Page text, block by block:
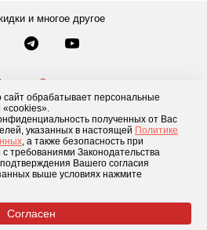
обрабатывает персональные
полученных от Вас
указанных в настоящей Политике
, а также безопасность при
с требованиями Законодательства
Вашего согласия
выше условиях нажмите
Согласен
и многое другое
Заказать звонок
Доставка и оплата Блог
«GLADIATOR»